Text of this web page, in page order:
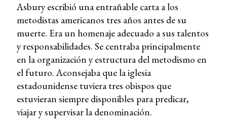
Asbury escribió una entrañable carta a los
metodistas americanos tres años antes de su
muerte. Era un homenaje adecuado a sus talentos
y responsabilidades. Se centraba principalmente
en la organización y estructura del metodismo en
el futuro. Aconsejaba que la iglesia
estadounidense tuviera tres obispos que
estuvieran siempre disponibles para predicar,
viajar y supervisar la denominación.